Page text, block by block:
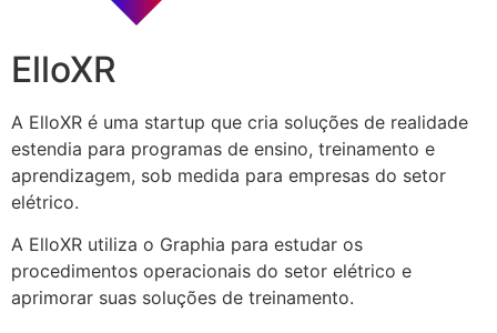
ElloXR
A ElloXR é uma startup que cria soluções de realidade
estendia para programas de ensino, treinamento e
aprendizagem, sob medida para empresas do setor
elétrico.
A ElloXR utiliza o Graphia para estudar os
procedimentos operacionais do setor elétrico e
aprimorar suas soluções de treinamento.